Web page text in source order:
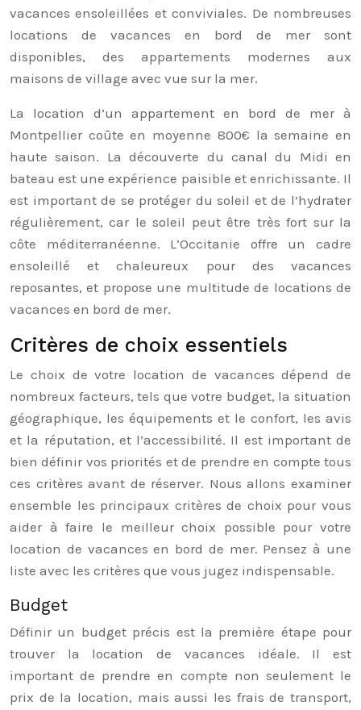
vacances ensoleillées et conviviales. De nombreuses
locations de vacances en bord de mer sont
disponibles, des appartements modernes aux
maisons de village avec vue sur la mer.
La location d’un appartement en bord de mer à
Montpellier coûte en moyenne 800€ la semaine en
haute saison. La découverte du canal du Midi en
bateau est une expérience paisible et enrichissante. Il
est important de se protéger du soleil et de l’hydrater
régulièrement, car le soleil peut être très fort sur la
côte méditerranéenne. L’Occitanie offre un cadre
ensoleillé et chaleureux pour des vacances
reposantes, et propose une multitude de locations de
vacances en bord de mer.
Critères de choix essentiels
Le choix de votre location de vacances dépend de
nombreux facteurs, tels que votre budget, la situation
géographique, les équipements et le confort, les avis
et la réputation, et l’accessibilité. Il est important de
bien définir vos priorités et de prendre en compte tous
ces critères avant de réserver. Nous allons examiner
ensemble les principaux critères de choix pour vous
aider à faire le meilleur choix possible pour votre
location de vacances en bord de mer. Pensez à une
liste avec les critères que vous jugez indispensable.
Budget
Définir un budget précis est la première étape pour
trouver la location de vacances idéale. Il est
important de prendre en compte non seulement le
prix de la location, mais aussi les frais de transport,